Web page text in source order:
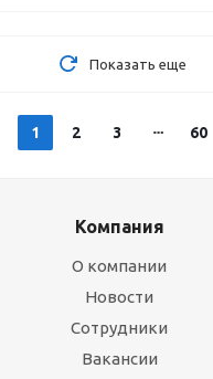
Показать еще
1 2 3 60
Компания
О компании
Новости
Сотрудники
Вакансии